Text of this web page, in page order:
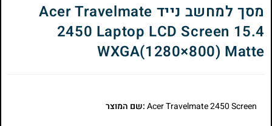
מסך למחשב נייד Acer Travelmate
2450 Laptop LCD Screen 15.4
WXGA(1280×800) Matte
:שם המוצר